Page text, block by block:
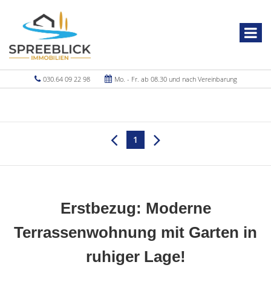
030.64 09 22 98 Mo. - Fr. ab 08.30 und nach Vereinbarung
1
Erstbezug: Moderne
Terrassenwohnung mit Garten in
ruhiger Lage!